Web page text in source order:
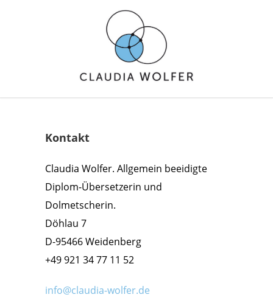
Kontakt
Claudia Wolfer. Allgemein beeidigte
Diplom-Übersetzerin und
Dolmetscherin.
Döhlau 7
D-95466 Weidenberg
+49 921 34 77 11 52
info@claudia-wolfer.de